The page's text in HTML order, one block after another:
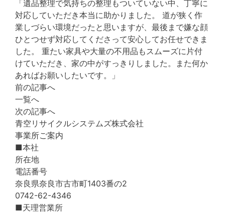
「遺品整理で気持ちの整理もついていない中、丁寧に
対応していただき本当に助かりました。 道が狭く作
業しづらい環境だったと思いますが、最後まで嫌な顔
ひとつせず対応してくださって安心してお任せできま
した。 重たい家具や大量の不用品もスムーズに片付
けていただき、家の中がすっきりしました。また何か
あればお願いしたいです。」
前の記事へ
一覧へ
次の記事へ
青空リサイクルシステムズ株式会社
事業所ご案内
■本社
所在地
電話番号
奈良県奈良市古市町1403番の2
0742-62-4346
■天理営業所